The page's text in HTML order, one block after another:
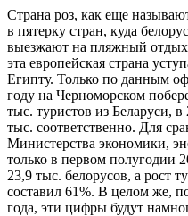
Страна роз, как еще
в пятерку стран, куда
выезжают на пляжный
эта европейская страна
Египту. Только по данным
году на Черноморском
тыс. туристов из Беларуси,
тыс. соответственно. Для
Министерства экономики,
только в первом полугодии
23,9 тыс. белорусов, а рост
составил 61%. В целом же,
года, эти цифры будут